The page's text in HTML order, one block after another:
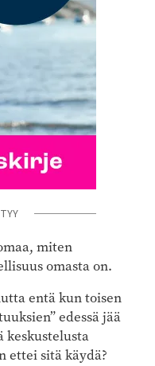
miten
omasta on.
entä kun toisen
edessä jää
keskustelusta
ettei sitä käydä?